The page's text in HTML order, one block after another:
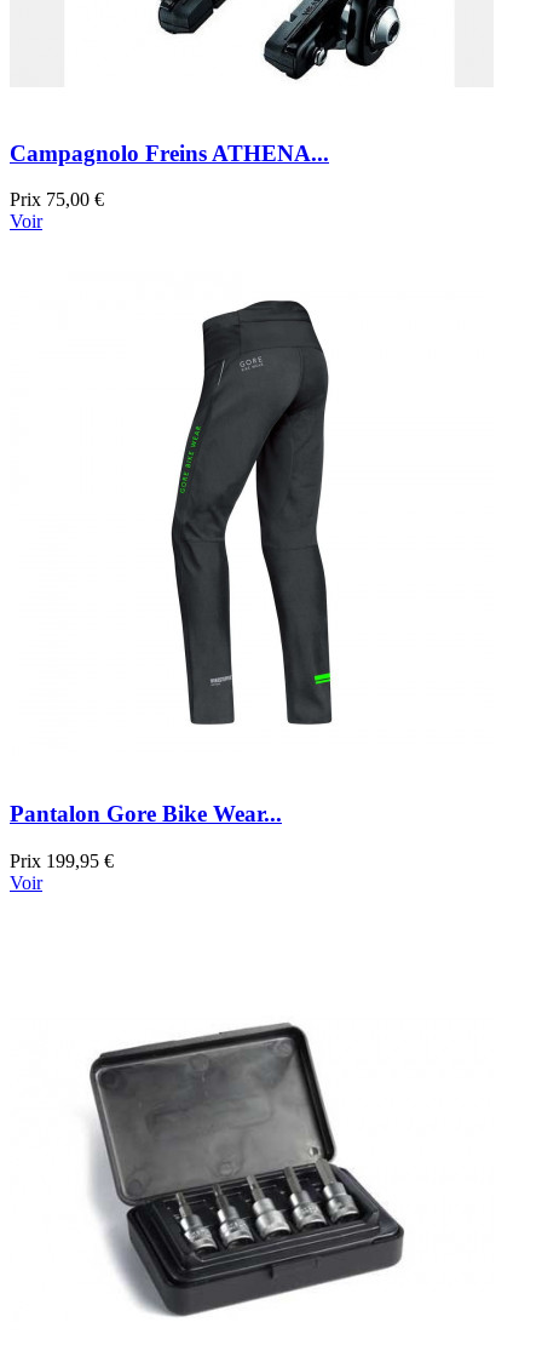
Campagnolo Freins ATHENA...
Prix 75,00 €
Voir
Pantalon Gore Bike Wear...
Prix 199,95 €
Voir